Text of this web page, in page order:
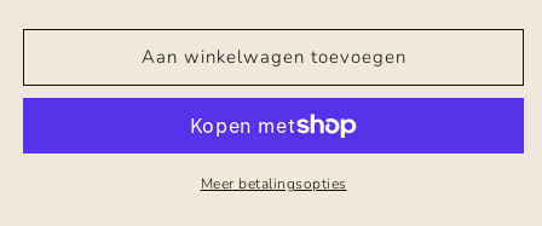
Aan winkelwagen toevoegen
Meer betalingsopties